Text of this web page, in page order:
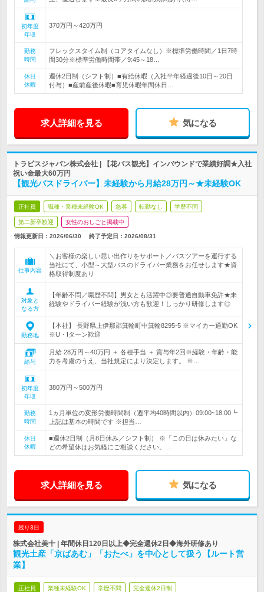
初年度
年収
370万円～420万円
勤務
時間
フレックスタイム制（コアタイムなし）※標準労働時間／1日7時
間30分※標準労働時間帯／9:45～18…
休日
休暇
週休2日制（シフト制）■有給休暇（入社半年経過後10日～20日
付与）■産前産後休暇■育児休暇年間休日…
求人詳細を見る 気になる
トラビスジャパン株式会社 | 【花バス観光】インバウンドで業績好調★入社
祝い金最大60万円
【観光バスドライバー】未経験から月給28万円～★未経験OK
正社員 職種・業種未経験OK 急募 転勤なし 学歴不問
第二新卒歓迎 女性のおしごと掲載中
情報更新日：2026/06/30 終了予定日： 2026/08/31
仕事内容
＼お客様の楽しい思い出作りをサポート／バスツアーを運行する
当社にて、小型～大型バスのドライバー業務をお任せします★資
格取得制度あり
対象と
なる方
【年齢不問／職歴不問】男女とも活躍中◎要普通自動車免許★未
経験やドライバー経験が浅い方も歓迎！しっかり研修します◎
勤務地
【本社】 長野県上伊那郡箕輪町中箕輪8295-5 ※マイカー通勤OK
※U・Iターン歓迎
給与
月給 28万円～40万円 ＋ 各種手当 ＋ 賞与年2回※経験・年齢・能
力を考慮のうえ、当社規定により決定します。 ※…
初年度
年収
380万円～500万円
勤務
時間
1ヵ月単位の変形労働時間制（週平均40時間以内）09:00~18:00┗
上記は基本の時間です ※担当…
休日
休暇
■週休2日制（月8日休み／シフト制） ※「この日は休みたい」な
どの希望休はお気軽にご相談ください。…
求人詳細を見る 気になる
残り3日
株式会社美十 | 年間休日120日以上◆完全週休2日◆海外研修あり
観光土産「京ばあむ」「おたべ」を中心として扱う【ルート営
業】
正社員 業種未経験OK 学歴不問 完全週休2日制